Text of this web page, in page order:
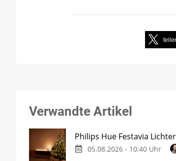
Verwandte Artikel
Philips Hue Festavia
05.08.2026 - 10:40 Uhr